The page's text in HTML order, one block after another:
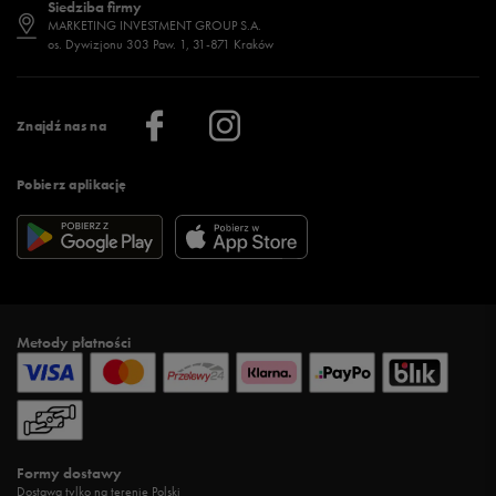
Znajdź nas na
Pobierz aplikację
Regulamin sklepu 50 style
Regulamin aplikacji 50 style
Więcej regulaminów >
Jak wybrać buty na zimę?
Więcej >
Stylizacje damskie
Sklepy stacjonarne
Klub 50 style
Praca
Informacje o firmie
Siedziba firmy
MARKETING INVESTMENT GROUP S.A.
os. Dywizjonu 303 Paw. 1, 31-871 Kraków
Metody płatności
Formy dostawy
Dostawa tylko na terenie Polski